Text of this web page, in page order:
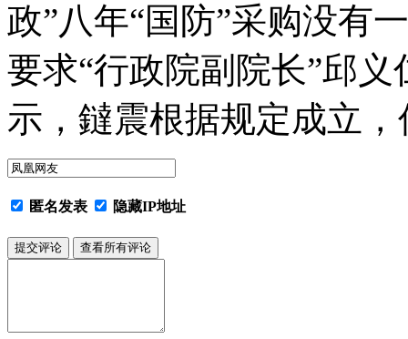
政”八年“国防”采购没有
要求“行政院副院长”邱
示，鐽震根据规定成立
匿名发表 隐藏IP地址